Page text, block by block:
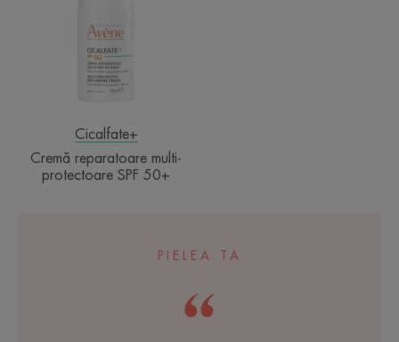
SPF
50+
Cicalfate+
Cremă reparatoare multi-
protectoare SPF 50+
PIELEA TA